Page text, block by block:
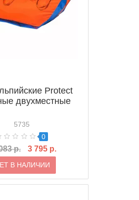
Protect
двухместные
5735
0
р. 3 795 р.
В НАЛИЧИИ